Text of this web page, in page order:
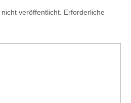
veröffentlicht. Erforderliche